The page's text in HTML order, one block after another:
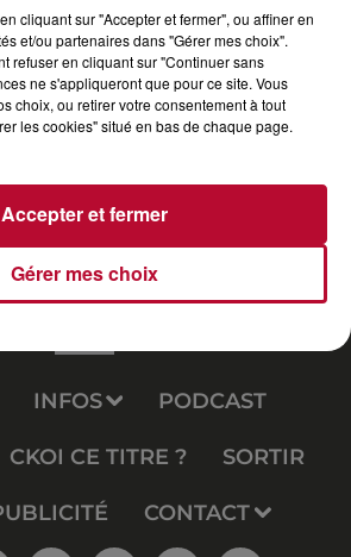
INFOS PODCAST
CKOI CE TITRE ? SORTIR
CONTACT
cliquant sur "Accepter et fermer", ou affiner en
et/ou partenaires dans "Gérer mes choix".
refuser en cliquant sur "Continuer sans
ne s'appliqueront que pour ce site. Vous
choix, ou retirer votre consentement à tout
les cookies" situé en bas de chaque page.
Gérer mes choix
Accepter et fermer